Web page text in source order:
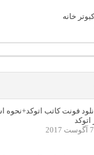
خانه
فونت کاتب اتوکد+نحوه
اتوکد
7 آگوست 2017